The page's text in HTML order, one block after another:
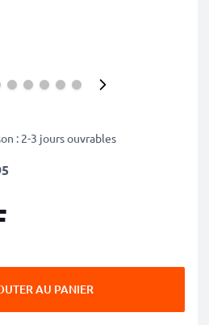
: 2-3 jours ouvrables
AU PANIER